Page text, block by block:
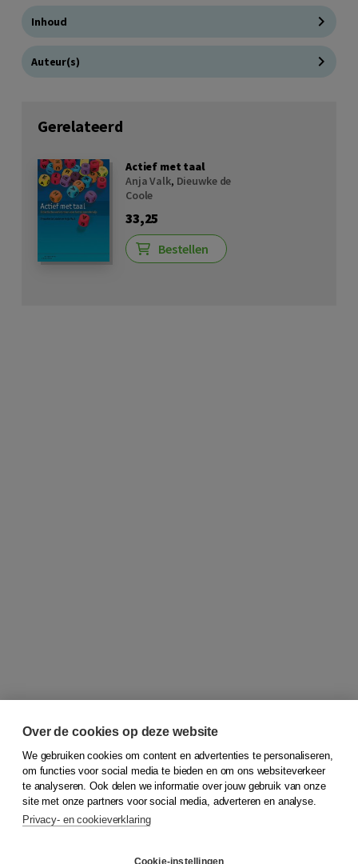
Inhoud
Auteur(s)
Gerelateerd
Actief met taal
Anja Valk, Dieuwke de
Coole
33,25
Bestellen
© 2026Koninklijke Boom uitgevers
Over de cookies op deze website
We gebruiken cookies om content en advertenties te personaliseren,
om functies voor social media te bieden en om ons websiteverkeer
te analyseren. Ook delen we informatie over jouw gebruik van onze
site met onze partners voor social media, adverteren en analyse.
Privacy- en cookieverklaring
Cookie-instellingen